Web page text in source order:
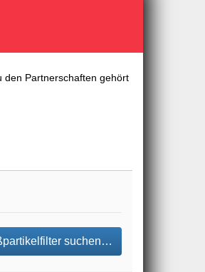
den Partnerschaften gehört
suchen…